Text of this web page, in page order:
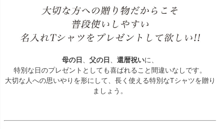
母の日 父の日 還暦祝いに、
特別な日のプレゼントとしても喜ばれること間違いなしです。
大切な人への思いやりを形にして、長く使える特別なTシャツを贈り
ましょう。